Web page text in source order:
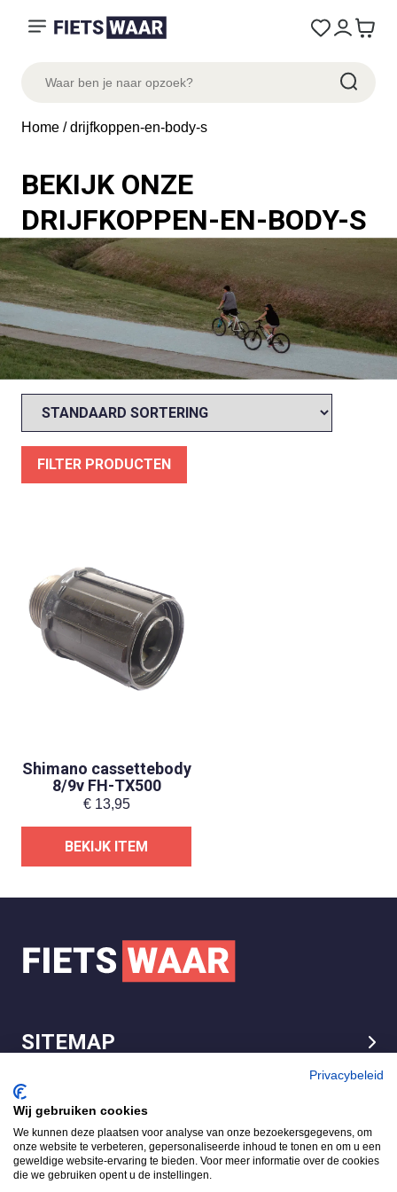
Home / drijfkoppen-en-body-s
BEKIJK ONZE
DRIJFKOPPEN-EN-BODY-S
FILTER PRODUCTEN
Shimano cassettebody
8/9v FH-TX500
€13,95
BEKIJK ITEM
SITEMAP
LEGAL
FietsWaar.nl
4.7
Gebaseerd op 540 reviews
Privacybeleid
Wij gebruiken cookies
We kunnen deze plaatsen voor analyse van onze bezoekersgegevens, om
onze website te verbeteren, gepersonaliseerde inhoud te tonen en om u een
geweldige website-ervaring te bieden. Voor meer informatie over de cookies
die we gebruiken opent u de instellingen.